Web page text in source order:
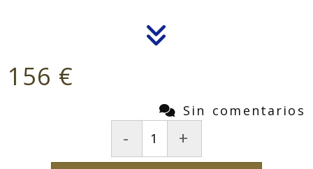
156 €
Sin comentarios
-
+